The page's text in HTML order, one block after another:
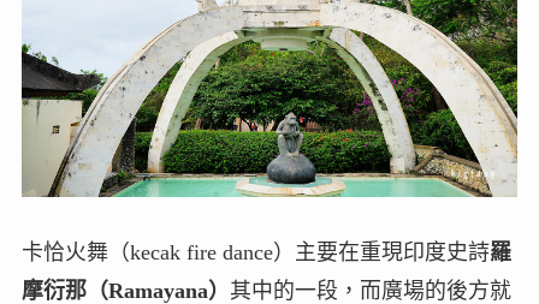
卡恰火舞（kecak fire dance）主要在重現印度史詩羅
摩衍那（Ramayana） 其中的一段，而廣場的後方就